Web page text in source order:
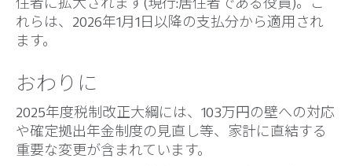
れらは、2026年1月1日以降の支払分から適用され
ます。
おわりに
2025年度税制改正大綱には、103万円の壁への対応
や確定拠出年金制度の見直し等、家計に直結する
重要な変更が含まれています。